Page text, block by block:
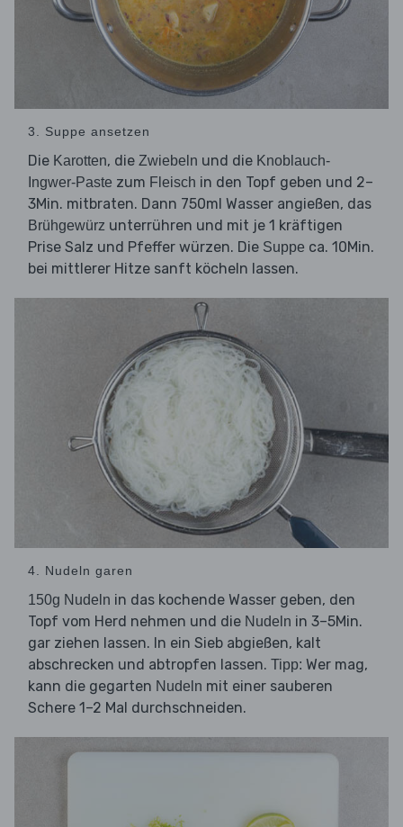
3. Suppe ansetzen
Die Karotten, die Zwiebeln und die Knoblauch-
Ingwer-Paste zum Fleisch in den Topf geben und 2–
3Min. mitbraten. Dann 750ml Wasser angießen, das
Brühgewürz unterrühren und mit je 1 kräftigen
Prise Salz und Pfeffer würzen. Die Suppe ca. 10Min.
bei mittlerer Hitze sanft köcheln lassen.
4. Nudeln garen
150g Nudeln in das kochende Wasser geben, den
Topf vom Herd nehmen und die Nudeln in 3–5Min.
gar ziehen lassen. In ein Sieb abgießen, kalt
abschrecken und abtropfen lassen. Tipp: Wer mag,
kann die gegarten Nudeln mit einer sauberen
Schere 1–2 Mal durchschneiden.